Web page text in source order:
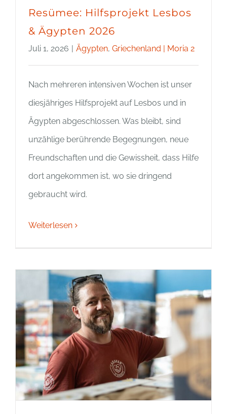
Resümee: Hilfsprojekt Lesbos
& Ägypten 2026
Juli 1, 2026 Ägypten, Griechenland | Moria 2
Nach mehreren intensiven Wochen ist unser
diesjähriges Hilfsprojekt auf Lesbos und in
Ägypten abgeschlossen. Was bleibt, sind
unzählige berührende Begegnungen, neue
Freundschaften und die Gewissheit, dass Hilfe
dort angekommen ist, wo sie dringend
gebraucht wird.
Weiterlesen